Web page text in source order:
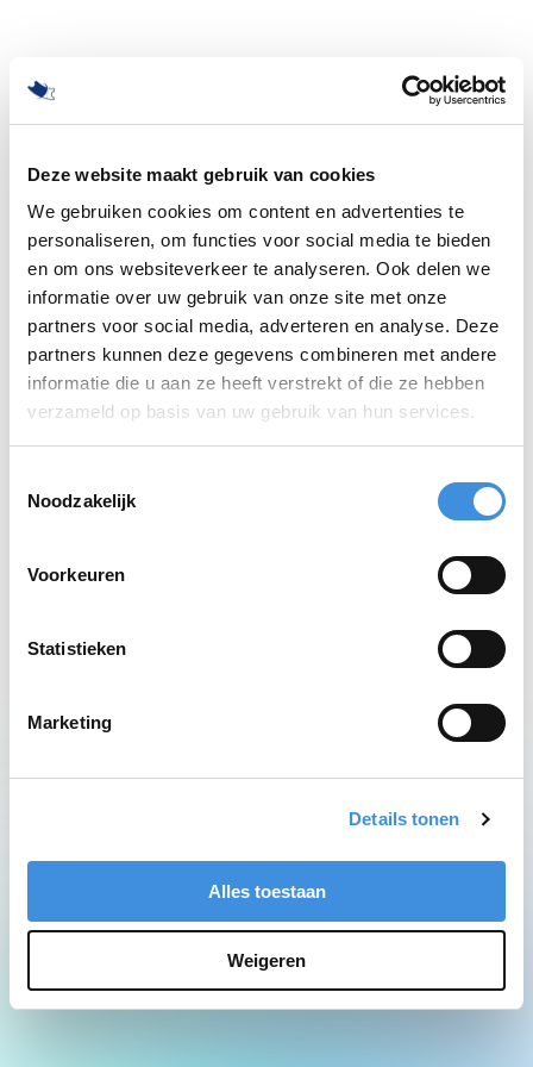
Deze website maakt gebruik van cookies
We gebruiken cookies om content en advertenties te
personaliseren, om functies voor social media te bieden
en om ons websiteverkeer te analyseren. Ook delen we
informatie over uw gebruik van onze site met onze
partners voor social media, adverteren en analyse. Deze
partners kunnen deze gegevens combineren met andere
informatie die u aan ze heeft verstrekt of die ze hebben
verzameld op basis van uw gebruik van hun services.
Noodzakelijk
Voorkeuren
Statistieken
Marketing
Details tonen
Alles toestaan
Weigeren
500